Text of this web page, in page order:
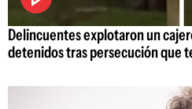
Delincuentes explotaron un
detenidos tras persecución que